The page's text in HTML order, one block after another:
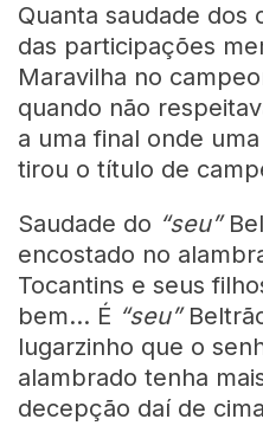
Quanta saudade dos
das participações
Maravilha no
quando não
a uma final onde
tirou o título de
Saudade do “seu”
encostado no
Tocantins e seus
bem… É “seu”
lugarzinho que o
alambrado tenha
decepção daí de